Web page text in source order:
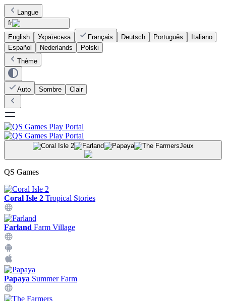
Langue
fr
English
Українська Français Deutsch Português
Italiano
Español
Nederlands
Polski
Thème
Auto Sombre Clair
Jeux
QS Games
Coral Isle 2 Tropical Stories
Farland Farm Village
Papaya Summer Farm